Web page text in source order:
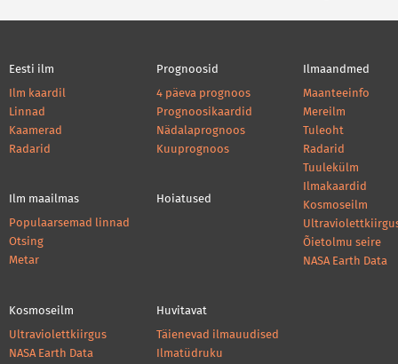
Eesti ilm
Ilm kaardil
Linnad
Kaamerad
Radarid
Ilm maailmas
Populaarsemad linnad
Otsing
Metar
Prognoosid
4 päeva prognoos
Prognoosikaardid
Nädalaprognoos
Kuuprognoos
Hoiatused
Ilmaandmed
Maanteeinfo
Mereilm
Tuleoht
Radarid
Tuulekülm
Ilmakaardid
Kosmoseilm
Õietolmu seire
NASA Earth Data
Kosmoseilm
Ultraviolettkiirgus
NASA Earth Data
Huvitavat
Täienevad ilmauudised
Ilmatüdruku